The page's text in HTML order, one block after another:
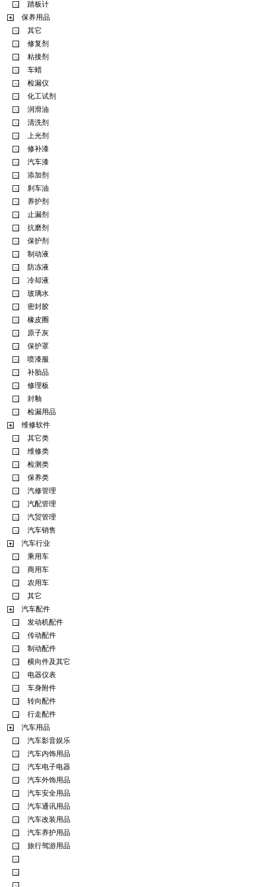
踏板计
保养用品
其它
修复剂
粘接剂
车蜡
检漏仪
化工试剂
润滑油
清洗剂
上光剂
修补漆
汽车漆
添加剂
刹车油
养护剂
止漏剂
抗磨剂
保护剂
制动液
防冻液
冷却液
玻璃水
密封胶
橡皮圈
原子灰
保护罩
喷漆服
补胎品
修理板
封釉
检漏用品
维修软件
其它类
维修类
检测类
保养类
汽修管理
汽配管理
汽贸管理
汽车销售
汽车行业
乘用车
商用车
农用车
其它
汽车配件
发动机配件
传动配件
制动配件
横向件及其它
电器仪表
车身附件
转向配件
行走配件
汽车用品
汽车影音娱乐
汽车内饰用品
汽车电子电器
汽车外饰用品
汽车安全用品
汽车通讯用品
汽车改装用品
汽车养护用品
旅行驾游用品